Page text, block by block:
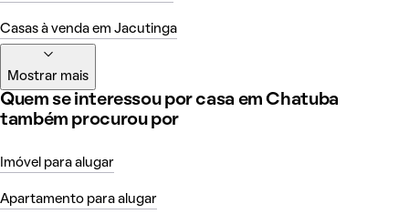
Casas à venda em Jacutinga
Mostrar mais
Quem se interessou por casa em Chatuba
também procurou por
Imóvel para alugar
Apartamento para alugar